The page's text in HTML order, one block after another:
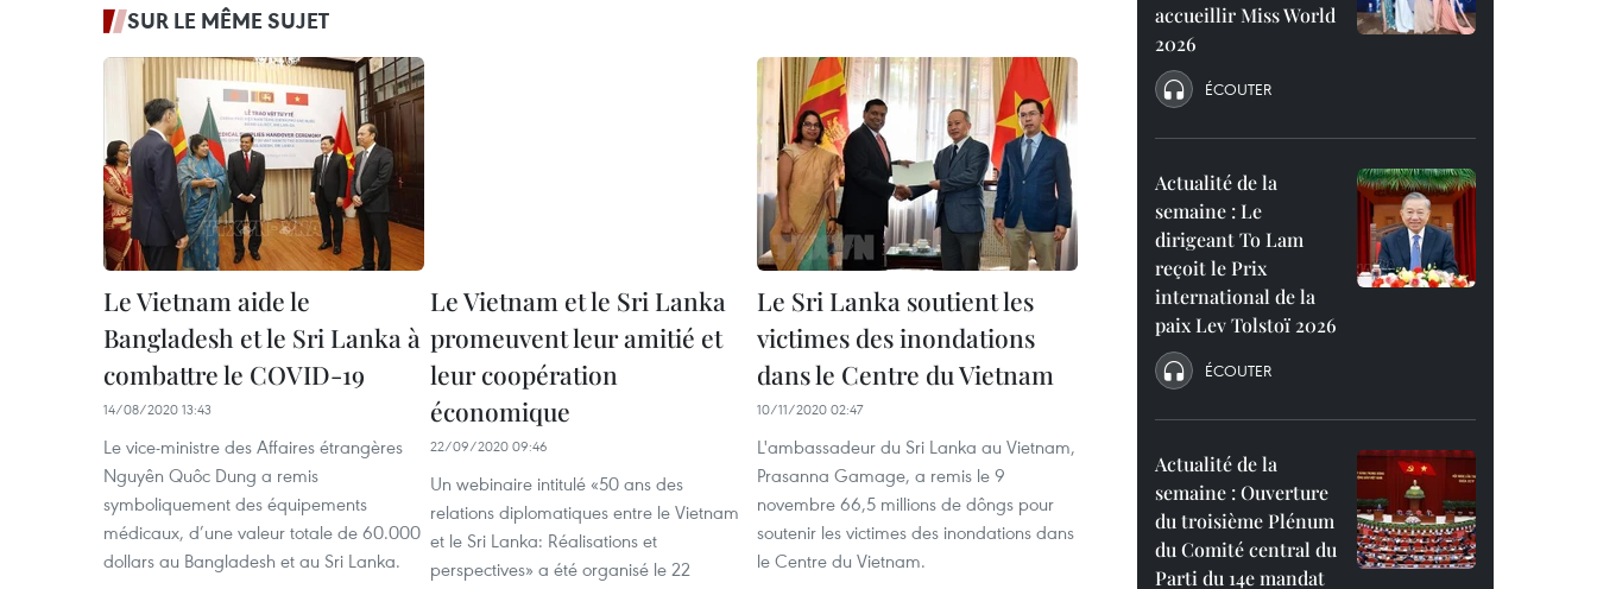
SUR LE MÊME SUJET
Le Vietnam aide le
Bangladesh et le Sri Lanka à
combattre le COVID-19
14/08/2020 13:43
Le vice-ministre des Affaires étrangères
Nguyên Quôc Dung a remis
symboliquement des équipements
médicaux, d’une valeur totale de 60.000
dollars au Bangladesh et au Sri Lanka.
Le Vietnam et le Sri Lanka
promeuvent leur amitié et
leur coopération
économique
22/09/2020 09:46
Un webinaire intitulé «50 ans des
relations diplomatiques entre le Vietnam
et le Sri Lanka: Réalisations et
perspectives» a été organisé le 22
Le Sri Lanka soutient les
victimes des inondations
dans le Centre du Vietnam
10/11/2020 02:47
L'ambassadeur du Sri Lanka au Vietnam,
Prasanna Gamage, a remis le 9
novembre 66,5 millions de dôngs pour
soutenir les victimes des inondations dans
le Centre du Vietnam.
accueillir Miss World
2026
ÉCOUTER
Actualité de la
semaine : Le
dirigeant To Lam
reçoit le Prix
international de la
paix Lev Tolstoï 2026
ÉCOUTER
Actualité de la
semaine : Ouverture
du troisième Plénum
du Comité central du
Parti du 14e mandat